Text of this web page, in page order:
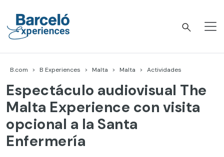
content
B.com B Experiences Malta Malta Actividades
Espectáculo audiovisual The
Malta Experience con visita
opcional a la Santa
Enfermería